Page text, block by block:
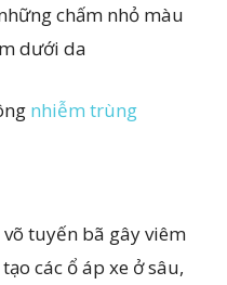
chấm nhỏ màu
dưới da
nhiễm trùng
tuyến bã gây viêm
các ổ áp xe ở sâu,